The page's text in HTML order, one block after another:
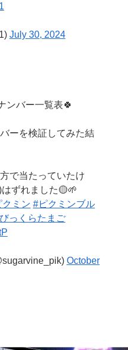
July 30, 2024
ンバー一覧表🍀
ーを検証してみた結
で当たっていたけ
ずれました🟡🌱
クミン #ピクミンブル
っくらたまご
October